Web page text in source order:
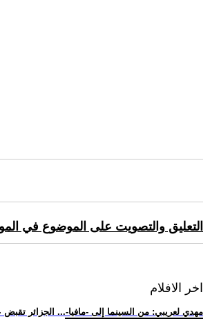
التعليق والتصويت على الموضوع في
اخر الافلام
.. مهدي لعريبي: من السينما إلى -مافيا-... الجزائر